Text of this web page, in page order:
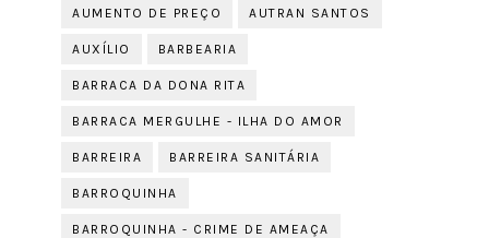
AUMENTO DE PREÇO AUTRAN SANTOS
AUXÍLIO BARBEARIA
BARRACA DA DONA RITA
BARRACA MERGULHE - ILHA DO AMOR
BARREIRA BARREIRA SANITÁRIA
BARROQUINHA
BARROQUINHA - CRIME DE AMEAÇA